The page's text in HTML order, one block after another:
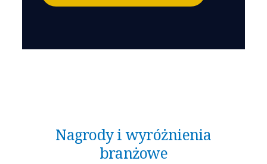
Nagrody i wyróżnienia
branżowe